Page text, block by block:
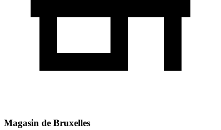
Magasin de Bruxelles